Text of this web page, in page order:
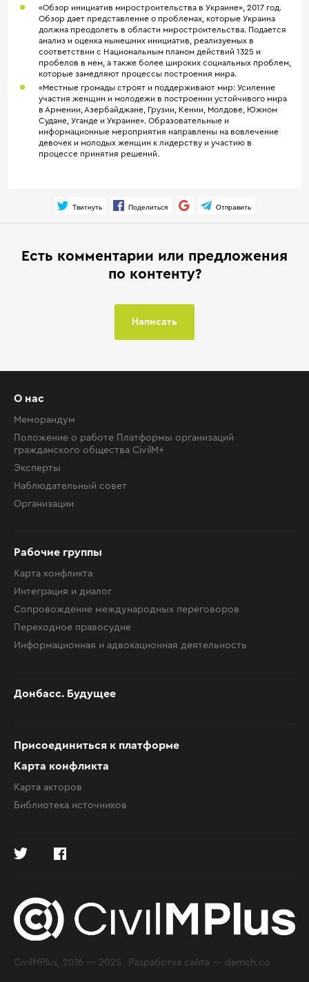
«Обзор инициатив миростроительства в Украине», 2017 год.
Обзор дает представление о проблемах, которые Украина
должна преодолеть в области миростроительства. Подается
анализ и оценка нынешних инициатив, реализуемых в
соответствии с Национальным планом действий 1325 и
пробелов в нем, а также более широких социальных проблем,
которые замедляют процессы построения мира.
«Местные громады строят и поддерживают мир: Усиление
участия женщин и молодежи в построении устойчивого мира
в Армении, Азербайджане, Грузии, Кении, Молдове, Южном
Судане, Уганде и Украине». Образовательные и
информационные мероприятия направлены на вовлечение
девочек и молодых женщин к лидерству и участию в
процессе принятия решений.
Твитнуть Поделиться Отправить
Есть комментарии или предложения
по контенту?
Написать
О нас
Меморандум
Положение о работе Платформы организаций
гражданского общества CivilM+
Эксперты
Наблюдательный совет
Организации
Рабочие группы
Карта конфликта
Интеграция и диалог
Сопровождение международных переговоров
Переходное правосудие
Информационная и адвокационная деятельность
Донбасс. Будущее
Присоединиться к платформе
Карта конфликта
Карта акторов
Библиотека источников
CivilMPlus, 2016 — 2025 Разработка сайта — demch.co